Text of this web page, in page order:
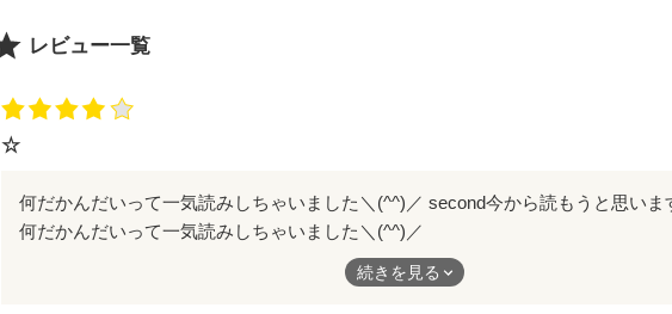
４年経ちました、みんなどうなった？
「…うっせぇ」
レビュー一覧
☆
何だかんだいって一気読みしちゃいました＼(^^)／
second今から読もうと思います！頑張ってください☆
続きを見る